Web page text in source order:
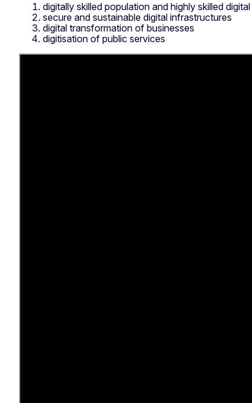
digitally skilled population and highly skilled
secure and sustainable digital infrastructures
digital transformation of businesses
digitisation of public services